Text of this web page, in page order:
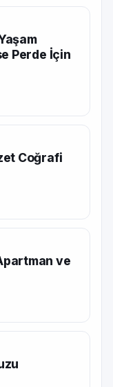
Perde İçin
Coğrafi
ve